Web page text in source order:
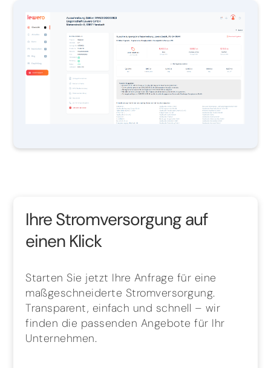
Ihre Stromversorgung auf
einen Klick
Starten Sie jetzt Ihre Anfrage für eine
maßgeschneiderte Stromversorgung.
Transparent, einfach und schnell – wir
finden die passenden Angebote für Ihr
Unternehmen.